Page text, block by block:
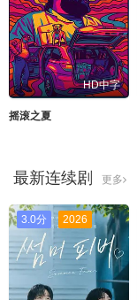
HD中字
摇滚之夏
最新连续剧 更多
3.0分 2026